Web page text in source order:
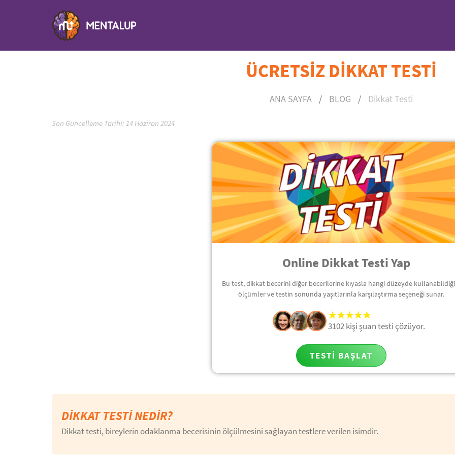
ÜCRETSİZ DİKKAT TESTİ
ANA SAYFA / BLOG / Dikkat Testi
Son Güncelleme Tarihi: 14 Haziran 2024
Online Dikkat Testi Yap
Bu test, dikkat becerini diğer becerilerine kıyasla hangi düzeyde
ölçümler ve testin sonunda yaşıtlarınla karşılaştırma seçeneği sunar.
3102 kişi şuan testi çözüyor.
TESTI BAŞLAT
DIKKAT TESTI NEDIR?
Dikkat testi, bireylerin odaklanma becerisinin ölçülmesini sağlayan testlere verilen isimdir.